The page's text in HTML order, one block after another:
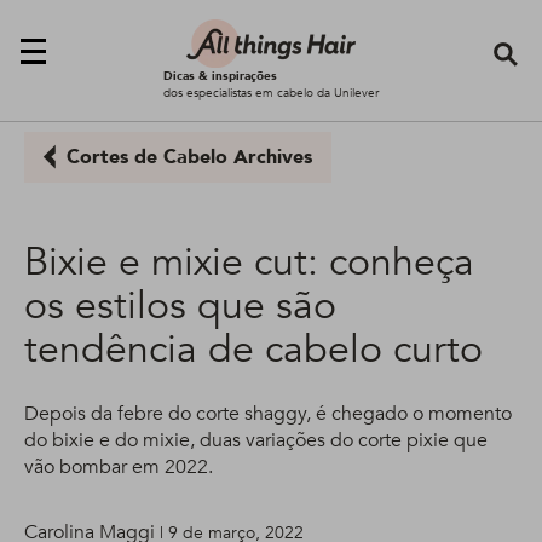
Dicas & inspirações
dos especialistas em cabelo da Unilever
Cortes de Cabelo Archives
Bixie e mixie cut: conheça
os estilos que são
tendência de cabelo curto
Depois da febre do corte shaggy, é chegado o momento
do bixie e do mixie, duas variações do corte pixie que
vão bombar em 2022.
Carolina Maggi | 9 de março, 2022